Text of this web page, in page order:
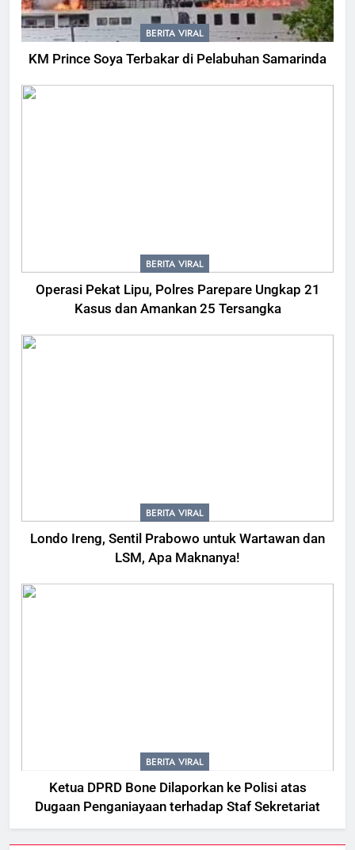
BERITA VIRAL
KM Prince Soya Terbakar di Pelabuhan Samarinda
BERITA VIRAL
Operasi Pekat Lipu, Polres Parepare Ungkap 21
Kasus dan Amankan 25 Tersangka
BERITA VIRAL
Londo Ireng, Sentil Prabowo untuk Wartawan dan
LSM, Apa Maknanya!
BERITA VIRAL
Ketua DPRD Bone Dilaporkan ke Polisi atas
Dugaan Penganiayaan terhadap Staf Sekretariat